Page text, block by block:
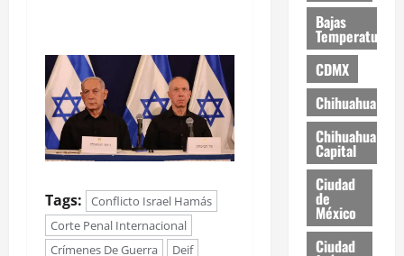
Tags:
Conflicto Israel Hamás
Corte Penal Internacional
Crímenes De Guerra
Deif
Bajas
Temperaturas
CDMX
Chihuahua
Chihuahua
Capital
Ciudad
de
México
Ciudad